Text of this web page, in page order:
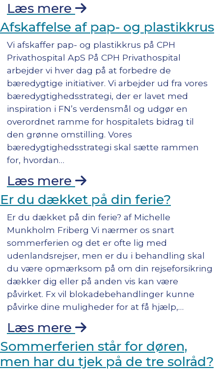
Læs mere
Afskaffelse af pap- og plastikkrus
Vi afskaffer pap- og plastikkrus på CPH
Privathospital ApS På CPH Privathospital
arbejder vi hver dag på at forbedre de
bæredygtige initiativer. Vi arbejder ud fra vores
bæredygtighedsstrategi, der er lavet med
inspiration i FN’s verdensmål og udgør en
overordnet ramme for hospitalets bidrag til
den grønne omstilling. Vores
bæredygtighedsstrategi skal sætte rammen
for, hvordan…
Læs mere
Er du dækket på din ferie?
Er du dækket på din ferie? af Michelle
Munkholm Friberg Vi nærmer os snart
sommerferien og det er ofte lig med
udenlandsrejser, men er du i behandling skal
du være opmærksom på om din rejseforsikring
dækker dig eller på anden vis kan være
påvirket. Fx vil blokadebehandlinger kunne
påvirke dine muligheder for at få hjælp,…
Læs mere
Sommerferien står for døren,
men har du tjek på de tre solråd?